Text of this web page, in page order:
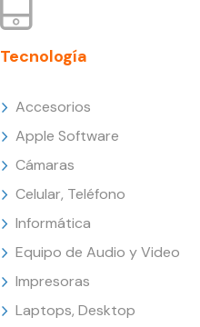
Tecnología
Accesorios
Apple Software
Cámaras
Celular, Teléfono
Informática
Equipo de Audio y Video
Impresoras
Laptops, Desktop